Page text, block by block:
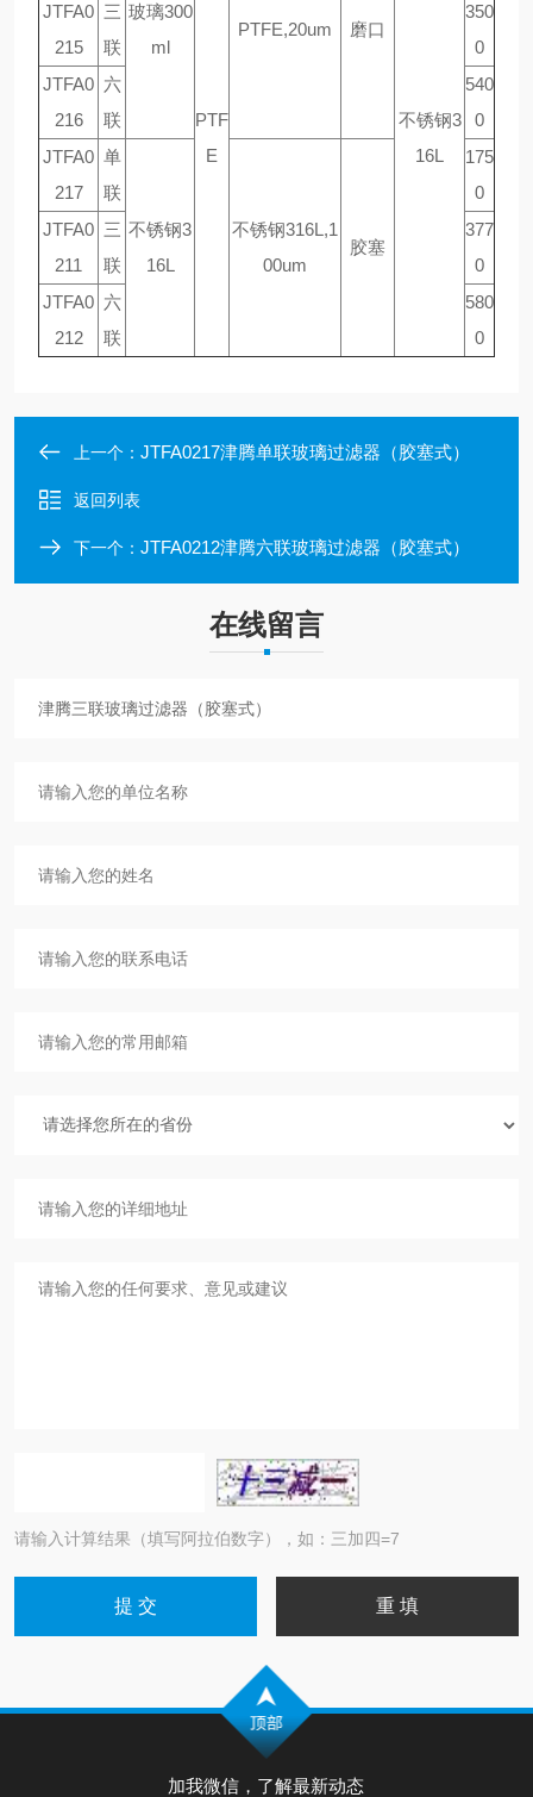
玻璃300
ml
PTF
E
PTFE,20um 磨口
不锈钢3
16L
JTFA0
215
三
联
350
0
JTFA0
216
六
联
540
0
JTFA0
217
单
联
不锈钢3
16L
不锈钢316L,1
00um
胶塞
175
0
JTFA0
211
三
联
377
0
JTFA0
212
六
联
580
0
上一个： JTFA0217津腾单联玻璃过滤器（胶塞式）
返回列表
下一个： JTFA0212津腾六联玻璃过滤器（胶塞式）
在线留言
请输入计算结果（填写阿拉伯数字），如：三加四=7
加我微信，了解最新动态